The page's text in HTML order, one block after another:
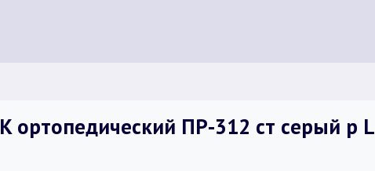
ортопедический ПР-312 ст серый р L